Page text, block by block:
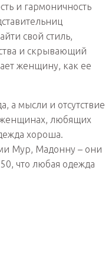
и гармоничность
свой стиль,
и скрывающий
женщину, как ее
а мысли и отсутствие
любящих
хороша.
Мур, Мадонну – они
что любая одежда